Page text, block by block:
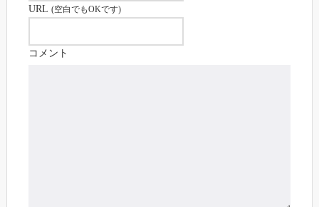
URL (空白でもOKです)
コメント